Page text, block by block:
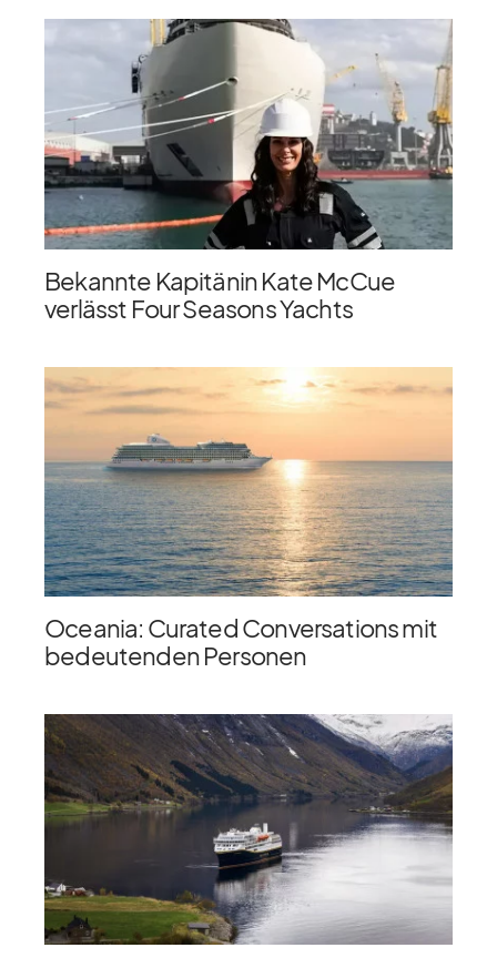
Bekannte Kapitänin Kate McCue
verlässt Four Seasons Yachts
Oceania: Curated Conversations mit
bedeutenden Personen